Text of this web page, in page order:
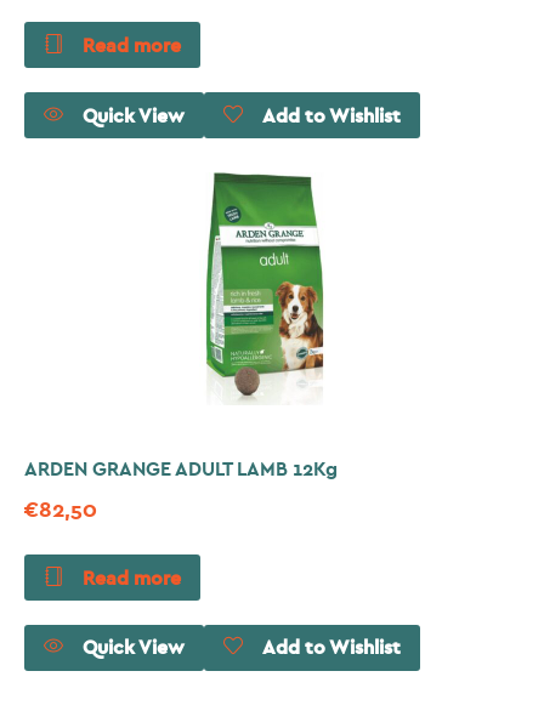
Read more
Quick View Add to Wishlist
ARDEN GRANGE ADULT LAMB 12Kg
€82,50
Read more
Quick View Add to Wishlist